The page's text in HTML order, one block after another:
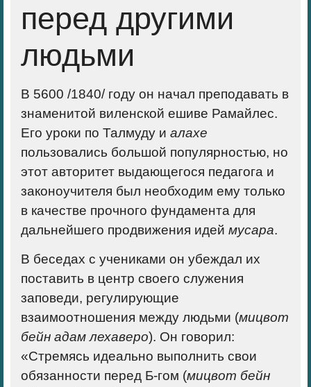
перед другими
людьми
В 5600 /1840/ году он начал преподавать в
знаменитой виленской ешиве Рамайлес.
Его уроки по Талмуду и алахе
пользовались большой популярностью, но
этот авторитет выдающегося педагога и
законоучителя был необходим ему только
в качестве прочного фундамента для
дальнейшего продвижения идей мусара.
В беседах с учениками он убеждал их
поставить в центр своего служения
заповеди, регулирующие
взаимоотношения между людьми (мицвот
бейн адам лехаверо). Он говорил:
«Стремясь идеально выполнить свои
обязанности перед Б-гом (мицвот бейн